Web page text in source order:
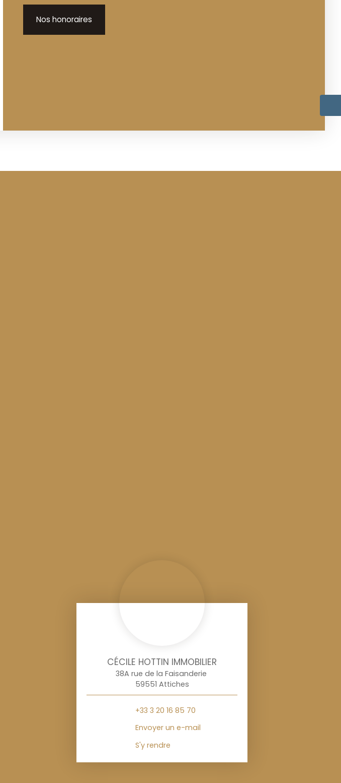
Nos honoraires
CÉCILE HOTTIN IMMOBILIER
38A rue de la Faisanderie
59551 Attiches
+33 3 20 16 85 70
Envoyer un e-mail
S'y rendre